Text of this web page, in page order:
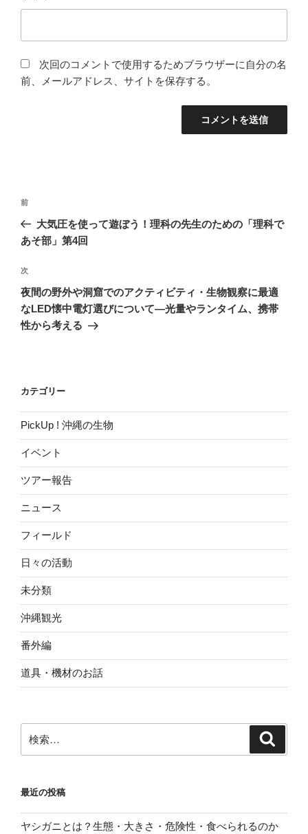
次回のコメントで使用するためブラウザーに自分の名
前、メールアドレス、サイトを保存する。
投
ナ
ゲ
ー
シ
ョ
前
の
投
前
大気圧を使って遊ぼう！理科の先生のための「理科で
あそ部」第4回
次
の
投
稿
次
夜間の野外や洞窟でのアクティビティ・生物観察に最適
なLED懐中電灯選びについて―光量やランタイム、携帯
性から考える
カテゴリー
PickUp ! 沖縄の生物
イベント
ツアー報告
ニュース
フィールド
日々の活動
未分類
沖縄観光
番外編
道具・機材のお話
索:
最近の投稿
ヤシガニとは？生態・大きさ・危険性・食べられるのか